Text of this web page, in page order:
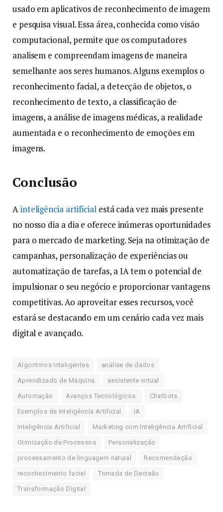
usado em aplicativos de reconhecimento de imagem
e pesquisa visual. Essa área, conhecida como visão
computacional, permite que os computadores
analisem e compreendam imagens de maneira
semelhante aos seres humanos. Alguns exemplos o
reconhecimento facial, a detecção de objetos, o
reconhecimento de texto, a classificação de
imagens, a análise de imagens médicas, a realidade
aumentada e o reconhecimento de emoções em
imagens.
Conclusão
Ainteligência artificialestá cada vez mais presente
no nosso dia a dia e oferece inúmeras oportunidades
para o mercado de marketing. Seja na otimização de
campanhas, personalização de experiências ou
automatização de tarefas, a IA tem o potencial de
impulsionar o seu negócio e proporcionar vantagens
competitivas. Ao aproveitar esses recursos, você
estará se destacando em um cenário cada vez mais
digital e avançado.
Algoritmos Inteligentes análise de dados
Aprendizado de Máquina assistente virtual
Automação Avanços Tecnológicos. Chatbots
Exemplos de Inteligência Artificial IA
Inteligência Artificial Marketing com Inteligência Artificial
Otimização de Processos Personalização
processamento de linguagem natural Recomendação
reconhecimento facial Tomada de Decisão
Transformação Digital